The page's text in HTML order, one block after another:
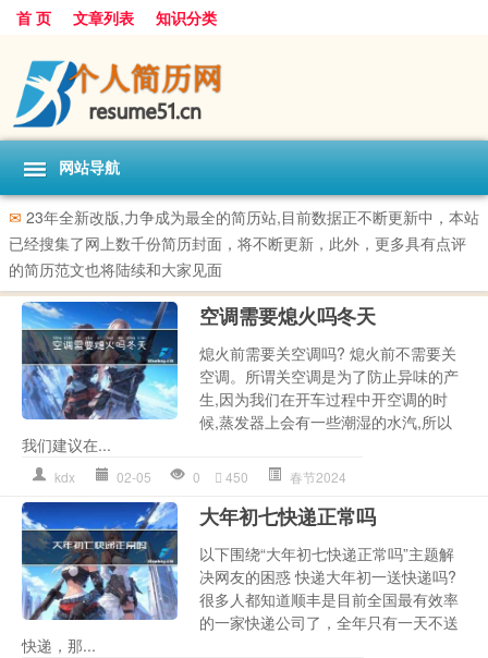
首 页 文章列表 知识分类
网站导航
✉ 23年全新改版,力争成为最全的简历站,目前数据正不断更新中，本站
已经搜集了网上数千份简历封面，将不断更新，此外，更多具有点评
的简历范文也将陆续和大家见面
空调需要熄火吗冬天
熄火前需要关空调吗? 熄火前不需要关
空调。所谓关空调是为了防止异味的产
生,因为我们在开车过程中开空调的时
候,蒸发器上会有一些潮湿的水汽,所以
我们建议在...
kdx 02-05 0 450 春节2024
大年初七快递正常吗
以下围绕“大年初七快递正常吗”主题解
决网友的困惑 快递大年初一送快递吗?
很多人都知道顺丰是目前全国最有效率
的一家快递公司了，全年只有一天不送
快递，那...